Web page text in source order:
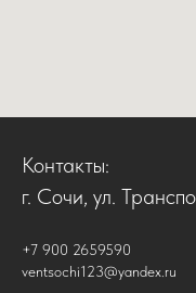
Контакты:
г. Сочи, ул.
+7 900 2659590
ventsochi123@yandex.ru